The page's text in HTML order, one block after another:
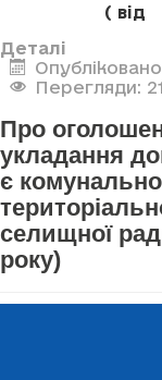
( від
Деталі
Перегляди:
Про
укладання
є
селищної
року)